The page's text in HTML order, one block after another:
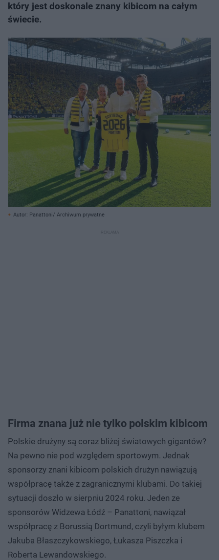
który jest doskonale znany kibicom na całym
świecie.
Autor: Panattoni/ Archiwum prywatne
Firma znana już nie tylko polskim kibicom
Polskie drużyny są coraz bliżej światowych gigantów?
Na pewno nie pod względem sportowym. Jednak
sponsorzy znani kibicom polskich drużyn nawiązują
współpracę także z zagranicznymi klubami. Do takiej
sytuacji doszło w sierpniu 2024 roku. Jeden ze
sponsorów Widzewa Łódź – Panattoni, nawiązał
współpracę z Borussią Dortmund, czyli byłym klubem
Jakuba Błaszczykowskiego, Łukasza Piszczka i
Roberta Lewandowskiego.